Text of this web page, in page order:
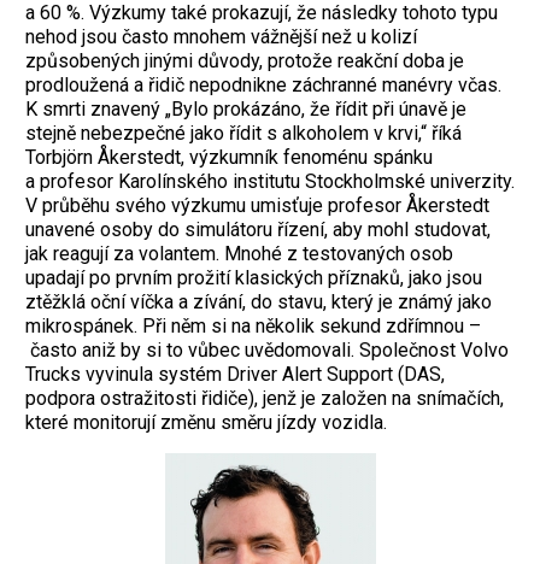
a 60 %. Výzkumy také prokazují, že následky tohoto typu
nehod jsou často mnohem vážnější než u kolizí
způsobených jinými důvody, protože reakční doba je
prodloužená a řidič nepodnikne záchranné manévry včas.
K smrti znavený „Bylo prokázáno, že řídit při únavě je
stejně nebezpečné jako řídit s alkoholem v krvi,“ říká
Torbjörn Åkerstedt, výzkumník fenoménu spánku
a profesor Karolínského institutu Stockholmské univerzity.
V průběhu svého výzkumu umisťuje profesor Åkerstedt
unavené osoby do simulátoru řízení, aby mohl studovat,
jak reagují za volantem. Mnohé z testovaných osob
upadají po prvním prožití klasických příznaků, jako jsou
ztěžklá oční víčka a zívání, do stavu, který je známý jako
mikrospánek. Při něm si na několik sekund zdřímnou –
často aniž by si to vůbec uvědomovali. Společnost Volvo
Trucks vyvinula systém Driver Alert Support (DAS,
podpora ostražitosti řidiče), jenž je založen na snímačích,
které monitorují změnu směru jízdy vozidla.